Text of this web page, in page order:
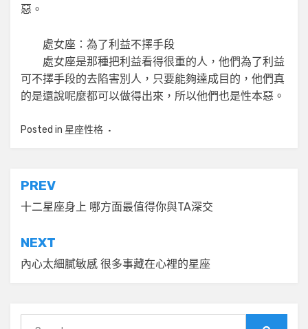
惡。
處女座：為了利益不擇手段
處女座是那種把利益看得很重的人，他們為了利益
可不擇手段的去陷害別人，只要能夠達成目的，他們真
的是還說呢麼都可以做得出來，所以他們也是性本惡。
Posted in 星座性格
文
章
導
覽
PREV
十二星座身上 哪方面最值得你與TA深交
NEXT
內心太細膩敏感 很多事藏在心裡的星座